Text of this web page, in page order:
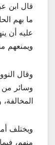
قال ابن
ما بهم
عليه أن
ويمنعهم
وقال
وسائر من
ويختلف
منهم،